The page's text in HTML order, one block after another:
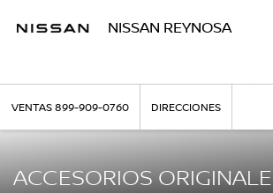
NISSAN REYNOSA
VENTAS899-909-0760 DIRECCIONES
ACCESORIOS